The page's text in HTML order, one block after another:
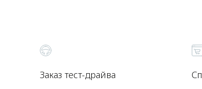
Заказ тест-драйва